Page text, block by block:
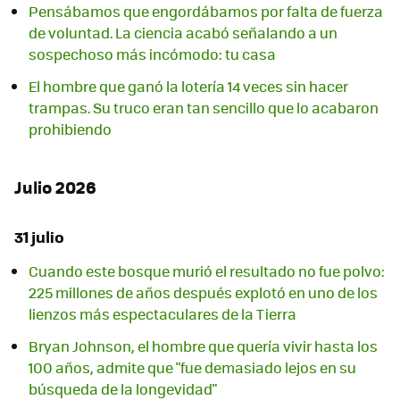
Pensábamos que engordábamos por falta de fuerza
de voluntad. La ciencia acabó señalando a un
sospechoso más incómodo: tu casa
El hombre que ganó la lotería 14 veces sin hacer
trampas. Su truco eran tan sencillo que lo acabaron
prohibiendo
Julio 2026
31 julio
Cuando este bosque murió el resultado no fue polvo:
225 millones de años después explotó en uno de los
lienzos más espectaculares de la Tierra
Bryan Johnson, el hombre que quería vivir hasta los
100 años, admite que "fue demasiado lejos en su
búsqueda de la longevidad"